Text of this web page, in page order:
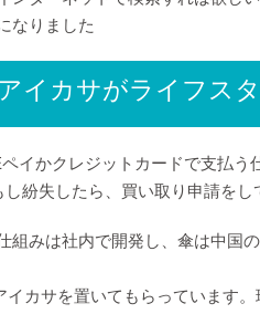
なりました
アイカサがライフス
イかクレジットカードで支払
紛失したら、買い取り申請をし
組みは社内で開発し、傘は中国
カサを置いてもらっています